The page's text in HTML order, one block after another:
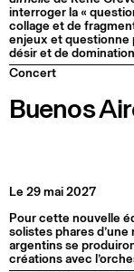
interroger la «
collage et de
enjeux et questionne
désir et de
Concert
Buenos
Le 29 mai 2027
Pour cette nouvelle
solistes phares
argentins se
créations avec